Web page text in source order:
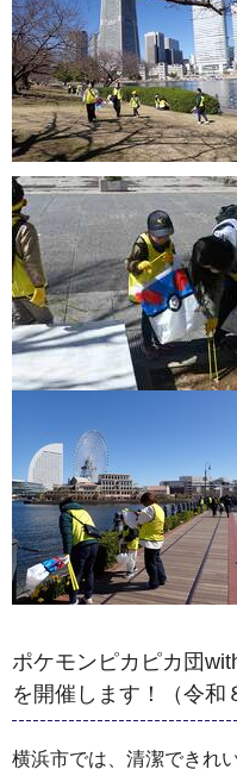
ポケモンピカピカ団
を開催します！（令和
横浜市では、清潔できれ